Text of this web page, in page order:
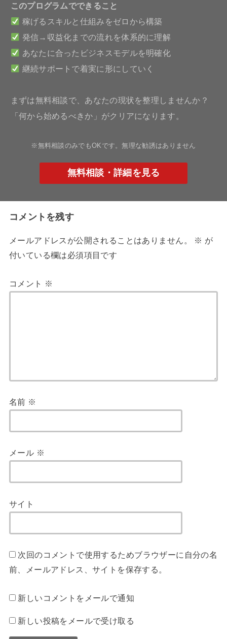
このプログラムでできること
稼げるスキルと仕組みをゼロから構築
発信→収益化までの流れを体系的に理解
あなたに合ったビジネスモデルを明確化
継続サポートで着実に形にしていく
まずは無料相談で、あなたの現状を整理しませんか？
「何から始めるべきか」がクリアになります。
※無料相談のみでもOKです。無理な勧誘はありません
無料相談・詳細を見る
コメントを残す
メールアドレスが公開されることはありません。 ※ が
付いている欄は必須項目です
コメント ※
名前 ※
メール ※
サイト
次回のコメントで使用するためブラウザーに自分の名
前、メールアドレス、サイトを保存する。
新しいコメントをメールで通知
新しい投稿をメールで受け取る